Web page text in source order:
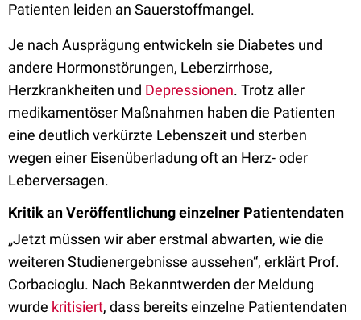
Patienten leiden an Sauerstoffmangel.
Je nach Ausprägung entwickeln sie Diabetes und
andere Hormonstörungen, Leberzirrhose,
Herzkrankheiten und Depressionen. Trotz aller
medikamentöser Maßnahmen haben die Patienten
eine deutlich verkürzte Lebenszeit und sterben
wegen einer Eisenüberladung oft an Herz- oder
Leberversagen.
Kritik an Veröffentlichung einzelner Patientendaten
„Jetzt müssen wir aber erstmal abwarten, wie die
weiteren Studienergebnisse aussehen“, erklärt Prof.
Corbacioglu. Nach Bekanntwerden der Meldung
wurde kritisiert, dass bereits einzelne Patientendaten